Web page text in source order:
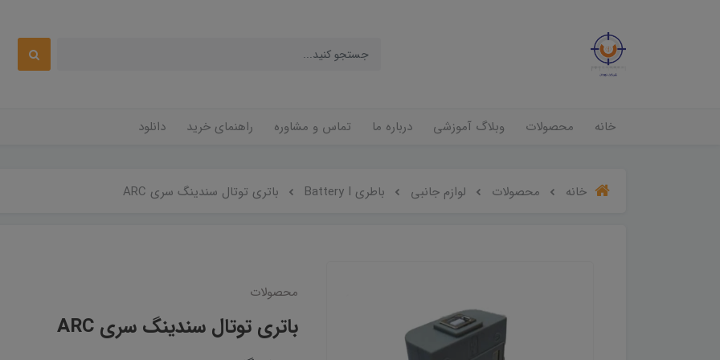
خانه محصولات وبلاگ آموزشی درباره ما تماس و مشاوره راهنمای خرید دانلود
خانه محصولات لوازم جانبی باطری Battery I باتری توتال سندینگ سری ARC
محصولات
باتری توتال سندینگ سری ARC